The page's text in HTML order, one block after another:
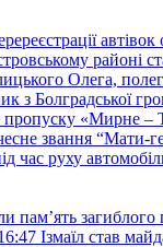
районі
Олега,
з Болградської
пропуску «Мирне –
звання “Мати-
час руху
пам’ять
Ізмаїл став